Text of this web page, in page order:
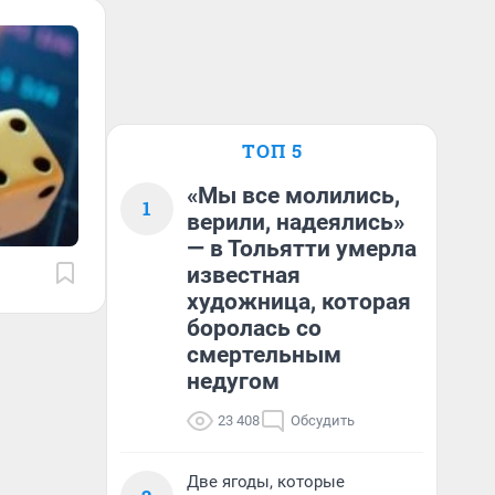
ТОП 5
1
«Мы все молились,
верили, надеялись»
— в Тольятти умерла
известная
художница, которая
боролась со
смертельным
недугом
23 408 Обсудить
Две ягоды, которые